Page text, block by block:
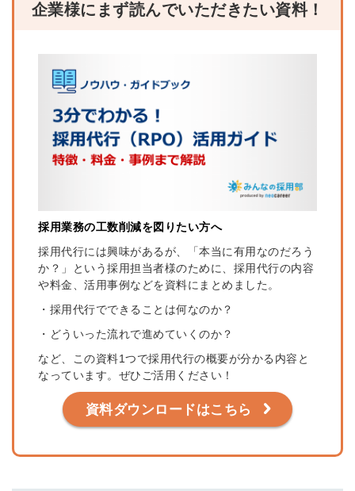
企業様にまず読んでいただきたい資料！
採用業務の工数削減を図りたい方へ
採用代行には興味があるが、「本当に有用なのだろう
か？」という採用担当者様のために、採用代行の内容
や料金、活用事例などを資料にまとめました。
・採用代行でできることは何なのか？
・どういった流れで進めていくのか？
など、この資料1つで採用代行の概要が分かる内容と
なっています。ぜひご活用ください！
資料ダウンロードはこちら